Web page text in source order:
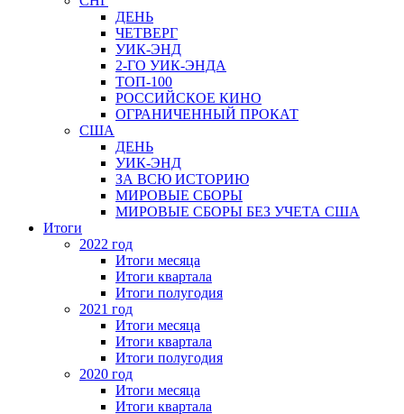
ДЕНЬ
ЧЕТВЕРГ
УИК-ЭНД
2-ГО УИК-ЭНДА
ТОП-100
РОССИЙСКОЕ КИНО
ОГРАНИЧЕННЫЙ ПРОКАТ
США
ДЕНЬ
УИК-ЭНД
ЗА ВСЮ ИСТОРИЮ
МИРОВЫЕ СБОРЫ
МИРОВЫЕ СБОРЫ БЕЗ УЧЕТА США
Итоги
2022 год
Итоги месяца
Итоги квартала
Итоги полугодия
2021 год
Итоги месяца
Итоги квартала
Итоги полугодия
2020 год
Итоги месяца
Итоги квартала